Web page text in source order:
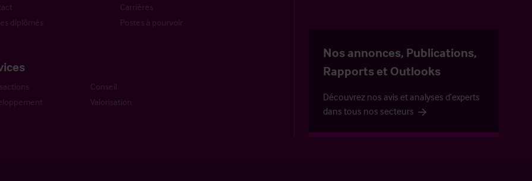
Carrières
diplômés
Postes à pourvoir
Conseil
Valorisation
Nos annonces, Publications,
Rapports et Outlooks
Découvrez nos avis et analyses d’experts
dans tous nos secteurs